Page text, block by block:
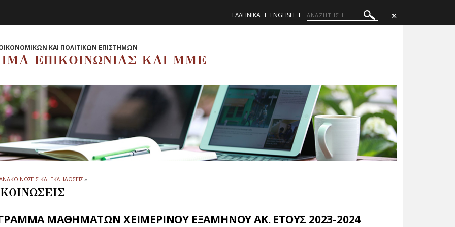
ΕΛΛΗΝΙΚΑ ENGLISH
ΚΑΙ ΠΟΛΙΤΙΚΩΝ ΕΠΙΣΤΗΜΩΝ
EΠΙΚΟΙΝΩΝΙΑΣ ΚΑΙ ΜΜΕ
ΚΑΙ ΕΚΔΗΛΩΣΕΙΣ»
ΜΑΘΗΜΑΤΩΝ ΧΕΙΜΕΡΙΝΟΥ ΕΞΑΜΗΝΟΥ ΑΚ. ΕΤΟΥΣ 2023-2024